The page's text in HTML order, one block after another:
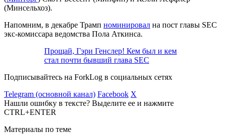
(Минсельхоз).
Напомним, в декабре Трамп номинировал на пост главы SEC
экс-комиссара ведомства Пола Аткинса.
Прощай, Гэри Генслер! Кем был и кем
стал почти бывший глава SEC
Подписывайтесь на ForkLog в социальных сетях
Telegram (основной канал) Facebook X
Нашли ошибку в тексте? Выделите ее и нажмите
CTRL+ENTER
Материалы по теме